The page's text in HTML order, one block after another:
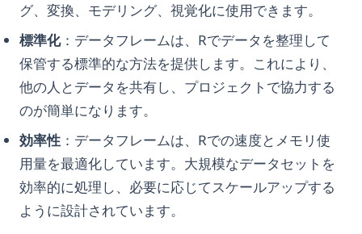
グ、変換、モデリング、視覚化に使用できます。
標準化：データフレームは、Rでデータを整理して
保管する標準的な方法を提供します。これにより、
他の人とデータを共有し、プロジェクトで協力する
のが簡単になります。
効率性 ：データフレームは、Rでの速度とメモリ使
用量を最適化しています。大規模なデータセットを
効率的に処理し、必要に応じてスケールアップする
ように設計されています。